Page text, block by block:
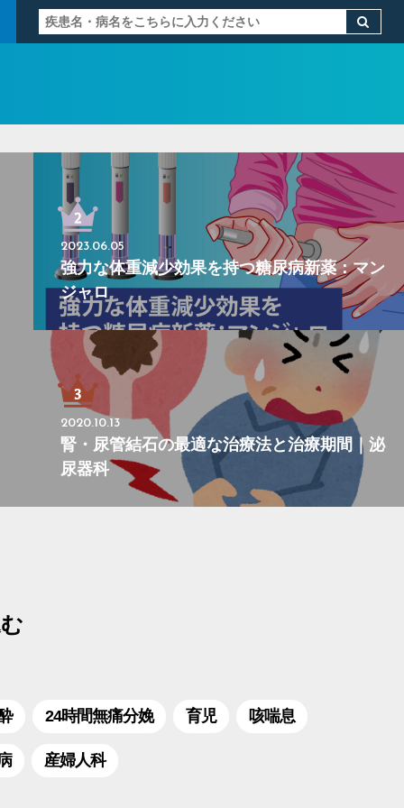
2023.06.05
強力な体重減少効果を持つ糖尿病新薬：マン
ジャロ
2020.10.13
腎・尿管結石の最適な治療法と治療期間｜泌
尿器科
24時間無痛分娩 育児 咳喘息
産婦人科